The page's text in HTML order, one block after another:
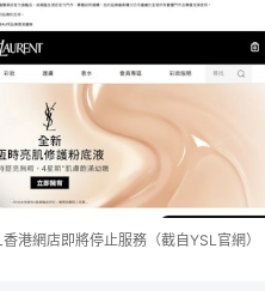
港網店即將停止服務（截自YSL官網）